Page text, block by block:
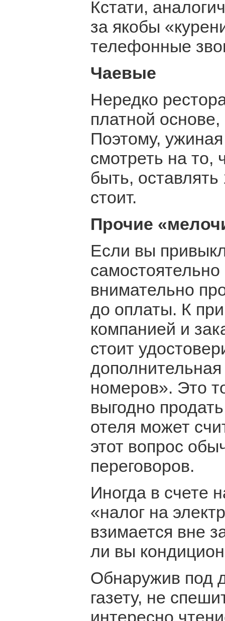
Кстати,
за якобы
телефонные
Чаевые
Нередко
платной
Поэтому,
смотреть на то,
быть,
стоит.
Прочие
Если вы
самостоятельно
внимательно
до оплаты. К
компанией и
стоит
номеров». Это
выгодно
отеля может
этот вопрос
переговоров.
Иногда в счете
«налог на
взимается вне
ли вы
Обнаружив под
газету, не
интересно